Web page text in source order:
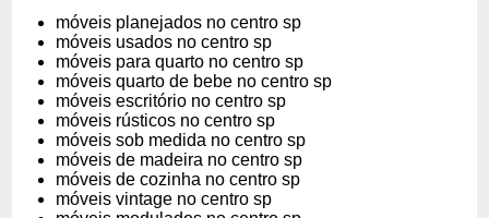
móveis planejados no centro sp
móveis usados no centro sp
móveis para quarto no centro sp
móveis quarto de bebe no centro sp
móveis escritório no centro sp
móveis rústicos no centro sp
móveis sob medida no centro sp
móveis de madeira no centro sp
móveis de cozinha no centro sp
móveis vintage no centro sp